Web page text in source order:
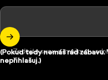
Zadejte svou e-mailovou
(Pokud tedy nemáš rád
nepřihlašuj.)